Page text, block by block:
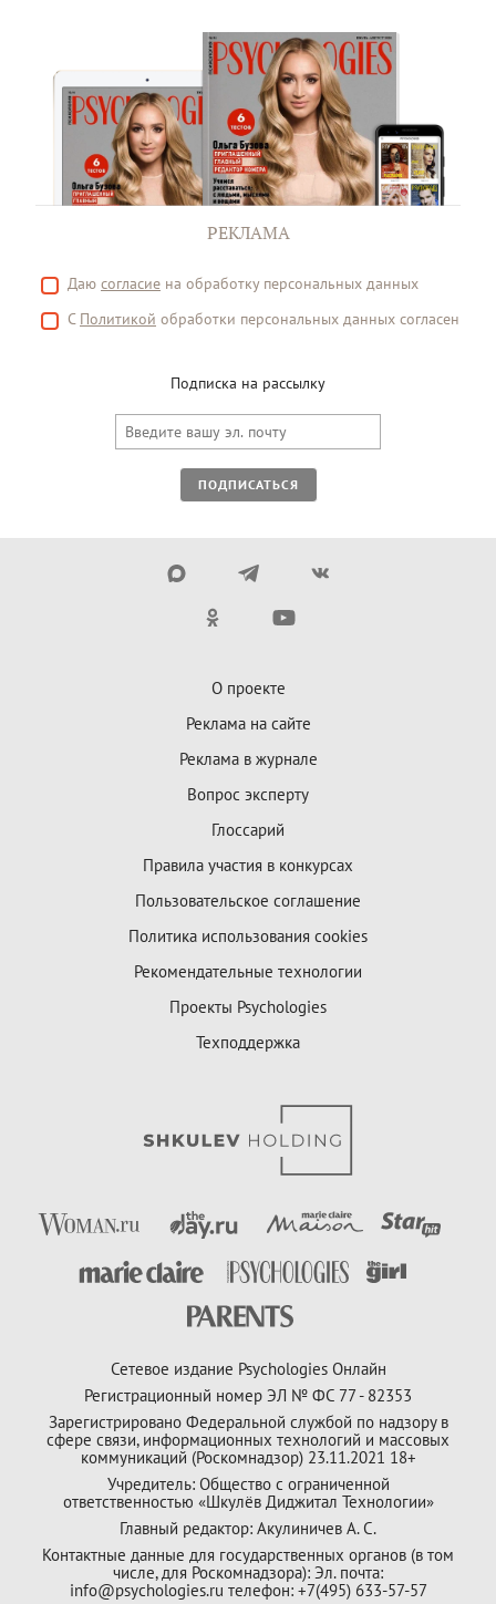
РЕКЛАМА
Даю согласие на обработку персональных данных
С Политикой обработки персональных данных согласен
Подписка на рассылку
ПОДПИСАТЬСЯ
О проекте
Реклама на сайте
Реклама в журнале
Вопрос эксперту
Глоссарий
Правила участия в конкурсах
Пользовательское соглашение
Политика использования cookies
Рекомендательные технологии
Проекты Psychologies
Техподдержка
Сетевое издание Psychologies Онлайн
Регистрационный номер ЭЛ № ФС 77 - 82353
Зарегистрировано Федеральной службой по надзору в
сфере связи, информационных технологий и массовых
коммуникаций (Роскомнадзор) 23.11.2021 18+
Учредитель: Общество с ограниченной
ответственностью «Шкулёв Диджитал Технологии»
Главный редактор: Акулиничев А. С.
Контактные данные для государственных органов (в том
числе, для Роскомнадзора): Эл. почта:
info@psychologies.ru телефон: +7(495) 633-57-57